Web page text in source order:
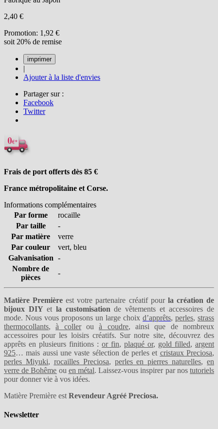
2,40 €
Promotion: 1,92 €
soit 20% de remise
|
Ajouter à la liste d'envies
Partager sur :
Facebook
Twitter
Frais de port offerts dès 85 €
France métropolitaine et Corse.
Informations complémentaires
Par forme
rocaille
Par taille
-
Par matière
verre
Par couleur
vert, bleu
Galvanisation -
Nombre de
pièces
-
Matière Première est votre partenaire créatif pourla création de
bijoux DIY etla customisation de vêtements et accessoires de
mode. Nous vous proposons un large choix d’apprêts, perles, strass
thermocollants,à collerouà coudre, ainsi que de nombreux
accessoires pour les loisirs créatifs. Sur notre site, découvrez des
apprêts en plusieurs finitions : or fin, plaqué or, gold filled, argent
925… mais aussi une vaste sélection de perles et cristaux Preciosa,
perles Miyuki, rocailles Preciosa, perles en pierres naturelles, en
verre de Bohême ou en métal. Laissez-vous inspirer par nostutoriels
pour donner vie à vos idées.
Matière Première est Revendeur Agréé Preciosa.
Newsletter